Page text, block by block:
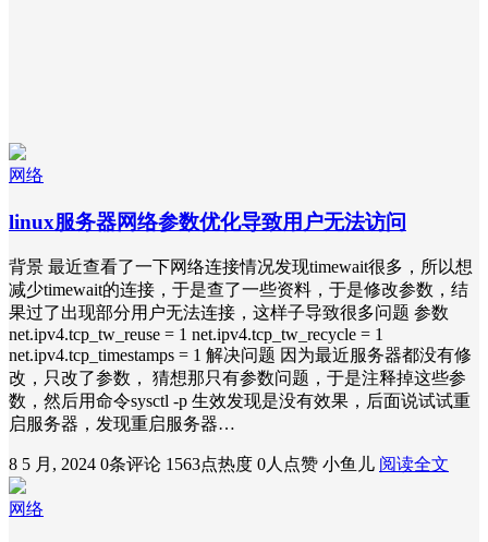
网络
linux服务器网络参数优化导致用户无法访问
背景 最近查看了一下网络连接情况发现timewait很多，所以想
减少timewait的连接，于是查了一些资料，于是修改参数，结
果过了出现部分用户无法连接，这样子导致很多问题 参数
net.ipv4.tcp_tw_reuse = 1 net.ipv4.tcp_tw_recycle = 1
net.ipv4.tcp_timestamps = 1 解决问题 因为最近服务器都没有修
改，只改了参数， 猜想那只有参数问题，于是注释掉这些参
数，然后用命令sysctl -p 生效发现是没有效果，后面说试试重
启服务器，发现重启服务器…
8 5 月, 2024 0条评论 1563点热度 0人点赞 小鱼儿 阅读全文
网络